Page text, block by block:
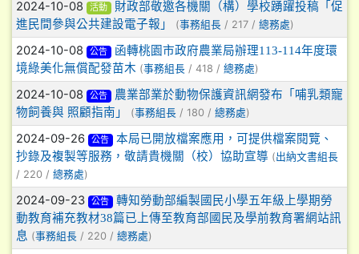
2024-10-08 活動
財政部敬邀各機關（構）學校踴躍投稿「促
進民間參與公共建設電子報」
(事務組長 / 217 / 總務處)
2024-10-08 公告
函轉桃園市政府農業局辦理113-114年度環
境綠美化無償配發苗木 (事務組長 / 418 / 總務處)
2024-10-08 公告
農業部業於動物保護資訊網發布「哺乳類寵
物飼養與 照顧指南」
(事務組長 / 180 / 總務處)
2024-09-26 公告
本局已開放檔案應用，可提供檔案閱覽、
抄錄及複製等服務，敬請貴機關（校）協助宣導 (出納文書組長
/ 220 / 總務處)
2024-09-23 公告
轉知勞動部編製國民小學五年級上學期勞
動教育補充教材38篇已上傳至教育部國民及學前教育署網站訊
息 (事務組長 / 220 / 總務處)